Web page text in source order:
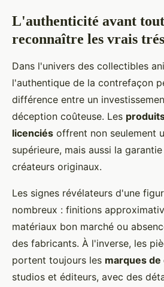
L'authenticité avant
reconnaître les vrais
Dans l'univers des collectibles
l'authentique de la contrefaçon
différence entre un
déception coûteuse. Les
licenciés offrent non seulement
supérieure, mais aussi la
créateurs originaux.
Les signes révélateurs d'une
nombreux : finitions
matériaux bon marché ou
des fabricants. À l'inverse, les
portent toujours les marques
studios et éditeurs, avec des